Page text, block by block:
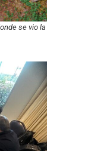
se vio la